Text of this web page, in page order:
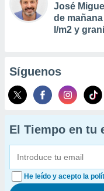
José
de
l/m2 y
Síguenos
El Tiempo en tu
He leído y acepto la